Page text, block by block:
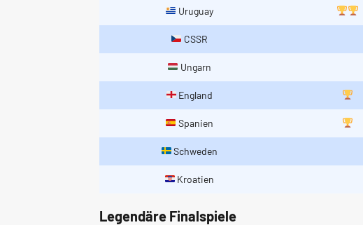
Uruguay
CSSR
Ungarn
England
Spanien
Schweden
Kroatien
Legendäre Finalspiele